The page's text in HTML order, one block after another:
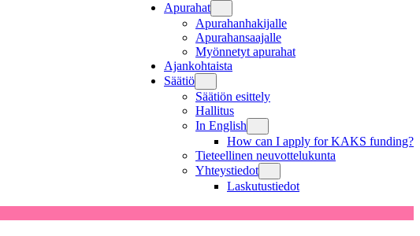
Apurahat
Apurahanhakijalle
Apurahansaajalle
Myönnetyt apurahat
Ajankohtaista
Säätiö
Säätiön esittely
Hallitus
In English
How can I apply for KAKS funding?
Tieteellinen neuvottelukunta
Yhteystiedot
Laskutustiedot